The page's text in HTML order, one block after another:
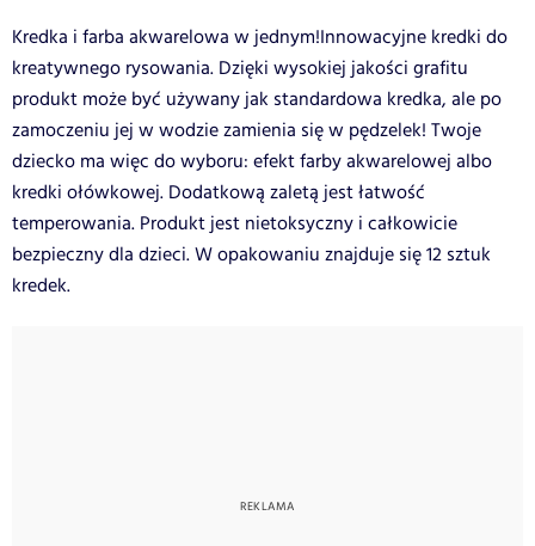
Kredka i farba akwarelowa w jednym!Innowacyjne kredki do
kreatywnego rysowania. Dzięki wysokiej jakości grafitu
produkt może być używany jak standardowa kredka, ale po
zamoczeniu jej w wodzie zamienia się w pędzelek! Twoje
dziecko ma więc do wyboru: efekt farby akwarelowej albo
kredki ołówkowej. Dodatkową zaletą jest łatwość
temperowania. Produkt jest nietoksyczny i całkowicie
bezpieczny dla dzieci. W opakowaniu znajduje się 12 sztuk
kredek.